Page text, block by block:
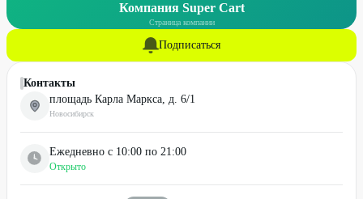
Компания Super Cart
Страница компании
Подписаться
Контакты
площадь Карла Маркса, д. 6/1
Новосибирск
Ежедневно с 10:00 по 21:00
Открыто